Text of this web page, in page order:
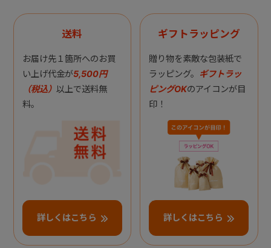
送料
お届け先１箇所へのお買
い上げ代金が5,500円
（税込） 以上で送料無
料。
詳しくはこちら
ギフトラッピング
贈り物を素敵な包装紙で
ラッピング。 ギフトラッ
ピングOKのアイコンが目
印！
詳しくはこちら